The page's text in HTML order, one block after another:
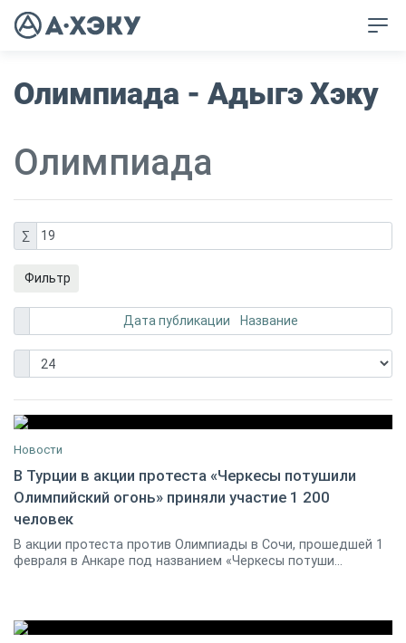
Олимпиада - Адыгэ Хэку
Олимпиада
∑ 19
Фильтр
Дата публикации Название
02 февраля 2014
Новости
В Турции в акции протеста «Черкесы потушили
Олимпийский огонь» приняли участие 1 200
человек
В акции протеста против Олимпиады в Сочи, прошедшей 1
февраля в Анкаре под названием «Черкесы потуши...